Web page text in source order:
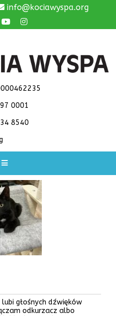
info@kociawyspa.org
0001
8540
głośnych dźwięków
odkurzacz albo